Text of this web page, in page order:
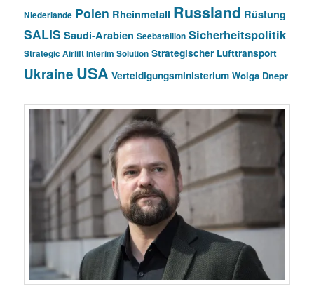
Niederlande Polen Rheinmetall Russland Rüstung
SALIS Saudi-Arabien Seebataillon Sicherheitspolitik
Strategic Airlift Interim Solution Strategischer Lufttransport
Ukraine USA Verteidigungsministerium Wolga Dnepr